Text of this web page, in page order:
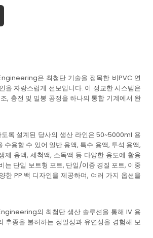
은 최첨단 기술을 접목한 비PVC 연
을 자랑스럽게 선보입니다. 이 정교한 시스템은
, 충전 및 밀봉 공정을 하나의 통합 기계에서 완
록 설계된 당사의 생산 라인은 50~5000ml 용
수용할 수 있어 일반 용액, 특수 용액, 투석 용액,
제 용액, 세척액, 소독액 등 다양한 용도에 활용
는 단일 보트형 포트, 단일/이중 경질 포트, 이중
한 PP 백 디자인을 제공하며, 여러 가지 옵션을
의 최첨단 생산 솔루션을 통해 IV 용
추종을 불허하는 정밀성과 유연성을 경험해 보